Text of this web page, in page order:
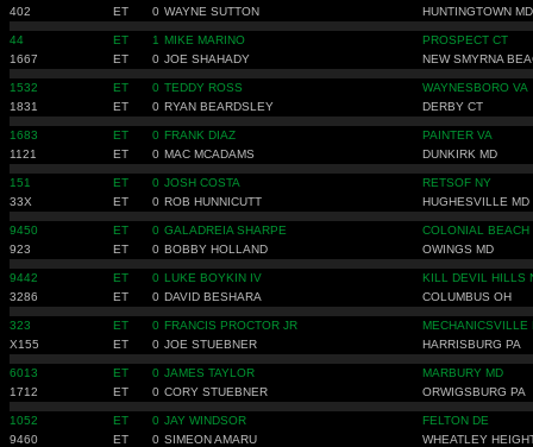
402
ET 0 WAYNE SUTTON HUNTINGTOWN MD
44 ET 1 MIKE MARINO
PROSPECT CT
1667
ET 0 JOE SHAHADY NEW SMYRNA
1532 ET 0 TEDDY ROSS
WAYNESBORO VA
1831
ET 0 RYAN BEARDSLEY DERBY CT
1683 ET 0 FRANK DIAZ
PAINTER VA
1121
ET 0 MAC MCADAMS DUNKIRK MD
151 ET 0 JOSH COSTA
RETSOF NY
33X
ET 0 ROB HUNNICUTT HUGHESVILLE MD
9450 ET 0 GALADREIA SHARPE
COLONIAL BEACH
923
ET 0 BOBBY HOLLAND OWINGS MD
9442 ET 0 LUKE BOYKIN IV
KILL DEVIL HILLS
3286
ET 0 DAVID BESHARA COLUMBUS OH
323 ET 0 FRANCIS PROCTOR JR
MECHANICSVILLE
X155
ET 0 JOE STUEBNER HARRISBURG PA
6013 ET 0 JAMES TAYLOR
MARBURY MD
1712
ET 0 CORY STUEBNER ORWIGSBURG PA
1052 ET 0 JAY WINDSOR
FELTON DE
9460
ET 0 SIMEON AMARU WHEATLEY